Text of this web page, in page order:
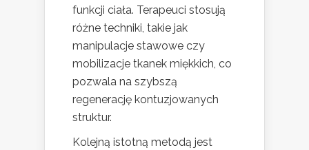
funkcji ciała. Terapeuci stosują
różne techniki, takie jak
manipulacje stawowe czy
mobilizacje tkanek miękkich, co
pozwala na szybszą
regenerację kontuzjowanych
struktur.
Kolejną istotną metodą jest